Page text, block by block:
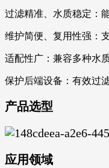
过滤精准、水质稳定：
维护简便、复用性强：
适配性广：兼容多种水
保护后端设备：有效过
产品选型
应用领域